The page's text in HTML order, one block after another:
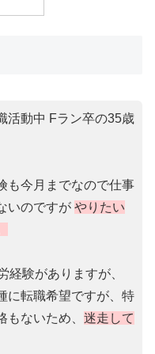
活動中 Fラン卒の35歳
も今月までなので仕事
いのですが やりたい
経験がありますが、
に転職希望ですが、特
もないため、 迷走して